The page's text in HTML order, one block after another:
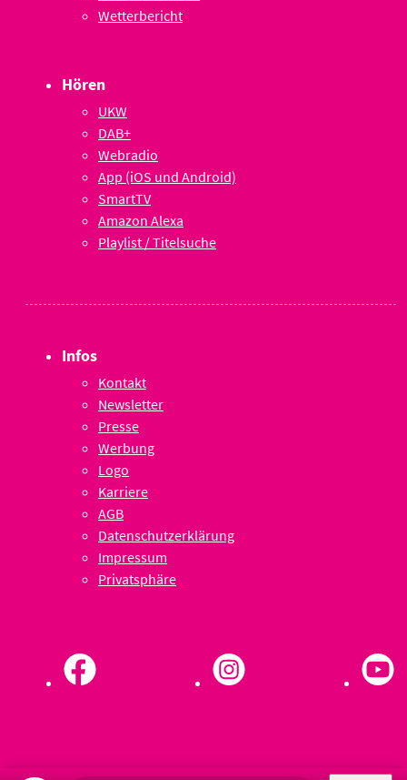
Wetterbericht
Hören
UKW
DAB+
Webradio
App (iOS und Android)
SmartTV
Amazon Alexa
Playlist / Titelsuche
Infos
Kontakt
Newsletter
Presse
Werbung
Logo
Karriere
AGB
Datenschutzerklärung
Impressum
Privatsphäre